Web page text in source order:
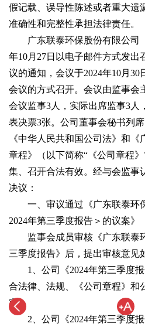
假记载、误导性陈述或者重大遗
准确性和完整性承担法律责任。
广东联泰环保股份有限公司（
年10月27日以电子邮件方式发出
议的通知，会议于2024年10月
会议的方式召开。会议由监事会
会议监事3人，实际出席监事3人
表决票3张。公司董事会秘书列
《中华人民共和国公司法》和《
章程》（以下简称“《公司章程
集、召开合法有效。经与会监事
决议：
一、审议通过《广东联泰环
2024年第三季度报告＞的议案》
监事会成员审核《广东联泰
三季度报告》后，提出审核意见
1、公司《2024年第三季度报
合法律、法规、《公司章程》和
定；
2、公司《2024年第三季度报